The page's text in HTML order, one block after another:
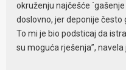
okruženju najčešće
doslovno, jer deponije često
To mi je bio podsticaj da
su moguća rješenja”, navela